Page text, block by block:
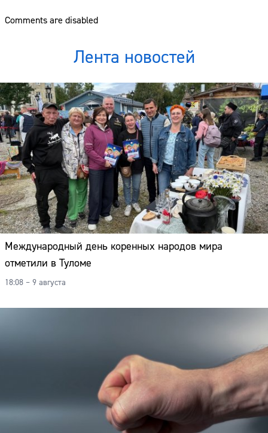
Comments are disabled
Лента новостей
Международный день коренных народов мира
отметили в Туломе
18:08 – 9 августа